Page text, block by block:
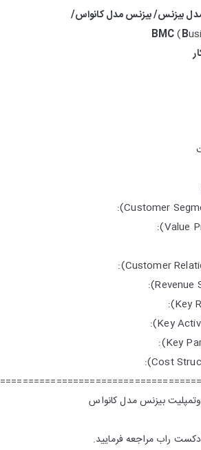
بیزنس/ بیزنس مدل کانواس/
BMC(B
بیزنس مدل کانواس
راب مراجعه فرمایید.